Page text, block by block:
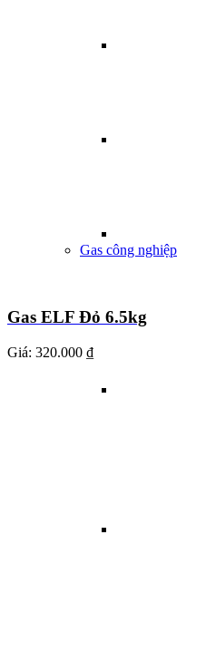
Gas công nghiệp
Gas ELF Đỏ 6.5kg
Giá: 320.000 ₫